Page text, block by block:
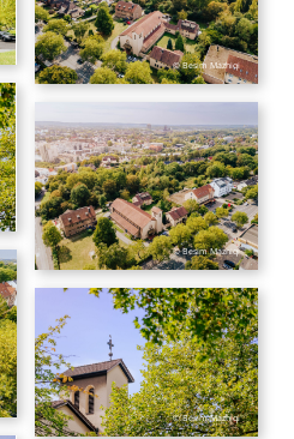
© Besim Mazhiqi
© Besim Mazhiqi
© Besim Mazhiqi